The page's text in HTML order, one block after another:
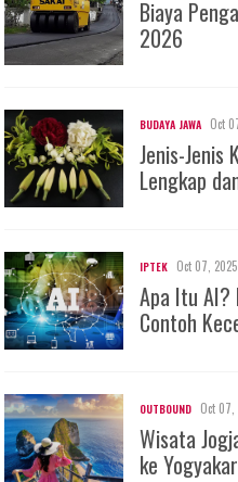
Biaya
2026
BUDAYA JAWA Oct
Jenis-Jenis
Lengkap
IPTEK Oct 07, 2025
Apa Itu AI?
Contoh
OUTBOUND Oct 07,
Wisata
ke